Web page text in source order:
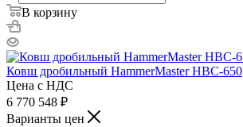
В корзину
Ковш дробильный HammerMaster HBC-650
Цена с НДС
6 770 548 ₽
Варианты цен